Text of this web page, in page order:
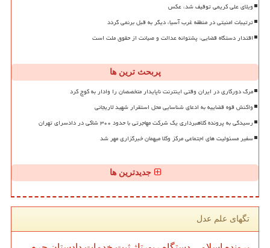
ویلای علی کریمی توقیف شد، عکس
ترتیبات امنیتی در منطقه غرب آسیا، دیگر به قبل برنمی گردد
اقتدار دستگاه قضایی، پشتوانه عدالت و صیانت از حقوق ملت است
پربحث ترین ها
مرگ دورکاری در ایران وقتی اینترنت ناپایدار متخصصان را وادار به کوچ کرد
واکنش قوه قضاییه به ادعای شناسایی محل استقرار شهید لاریجانی
رسیدگی به پرونده کلاهبرداری یک شرکت مهاجرتی با حدود ۳۰۰ شاکی در دادسرای تهران
سفیر مسئولیت های اجتماعی مرکز وکلا میهمان خبرگزاری مهر شد
جدیدترین ها
تگهای علم عدل